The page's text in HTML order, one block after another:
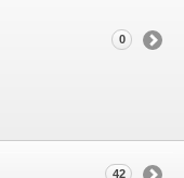
0
42